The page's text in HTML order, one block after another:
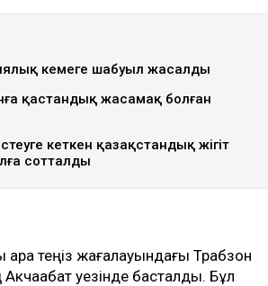
кемеге шабуыл жасалды
қастандық жасамақ болған
кеткен қазақстандық жігіт
сотталды
Қара теңіз жағалауындағы Трабзон
уезінде басталды. Бұл